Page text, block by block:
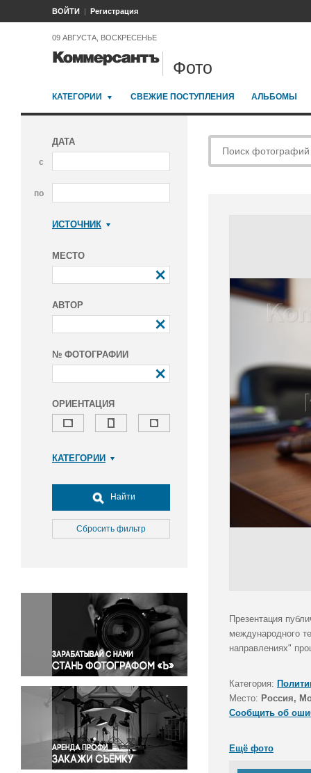
ВОЙТИ Регистрация
09 АВГУСТА, ВОСКРЕСЕНЬЕ
Фото
КАТЕГОРИИ СВЕЖИЕ ПОСТУПЛЕНИЯ АЛЬБОМЫ
ДАТА
с
по
ИСТОЧНИК
МЕСТО
АВТОР
№ ФОТОГРАФИИ
ОРИЕНТАЦИЯ
КАТЕГОРИИ
Досуг, туризм и отдых
Культура
Медицина
Окружающая среда
Политика
Правосудие
Происшествия и конфликты
Религия
Светская жизнь
Спорт
Экология
Экономика и бизнес
Найти
Сбросить фильтр
Презентация
международного
направлениях"
Категория:
Место: Россия,
Сообщить об
Ещё фото